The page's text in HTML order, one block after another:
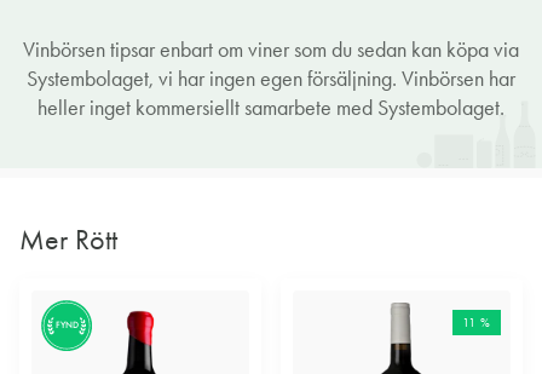
Vinbörsen tipsar enbart om viner som du sedan kan köpa via
Systembolaget, vi har ingen egen försäljning. Vinbörsen har
heller inget kommersiellt samarbete med Systembolaget.
Mer Rött
FYND 11 %